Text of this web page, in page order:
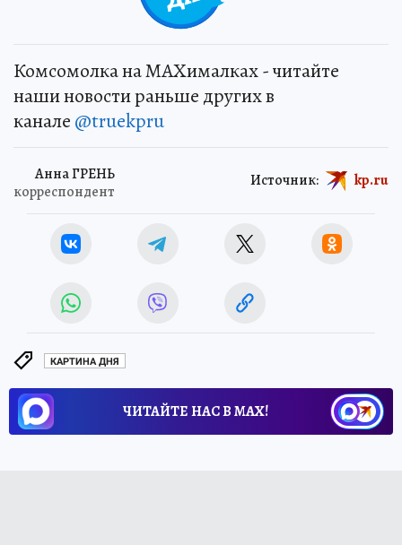
Комсомолка на MAXималках - читайте
наши новости раньше других в
канале @truekpru
Анна ГРЕНЬ
корреспондент
Источник: kp.ru
КАРТИНА ДНЯ
ЧИТАЙТЕ НАС В МАХ!